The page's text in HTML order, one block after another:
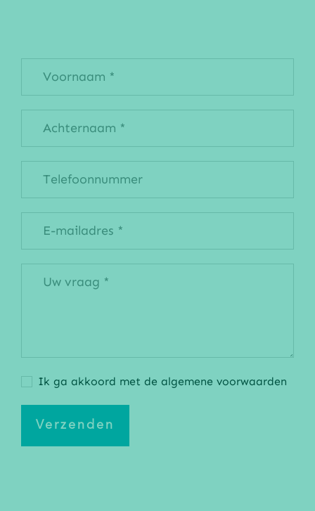
Ik ga akkoord met de algemene voorwaarden
Verzenden